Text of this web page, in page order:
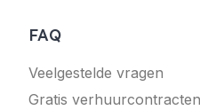
FAQ
Veelgestelde vragen
Gratis verhuurcontracten